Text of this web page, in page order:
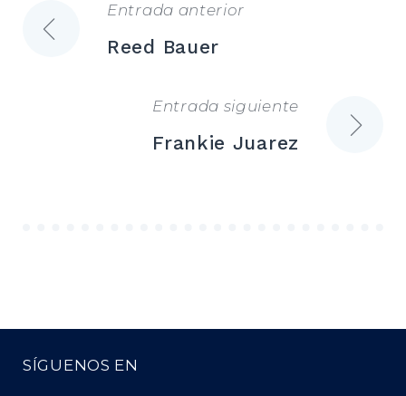
Navegación
entradas
Entrada anterior
Reed Bauer
Entrada siguiente
Frankie Juarez
SÍGUENOS EN